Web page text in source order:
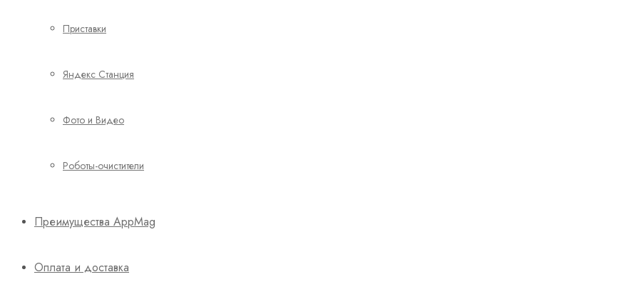
Приставки
Яндекс Станция
Фото и Видео
Роботы-очистители
Преимущества AppMag
Оплата и доставка